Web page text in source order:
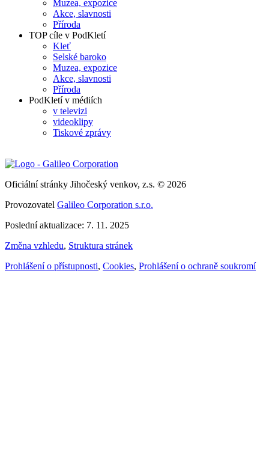
Muzea, expozice
Akce, slavnosti
Příroda
TOP cíle v PodKletí
Kleť
Selské baroko
Muzea, expozice
Akce, slavnosti
Příroda
PodKletí v médiích
v televizi
videoklipy
Tiskové zprávy
Oficiální stránky Jihočeský venkov, z.s. © 2026
Provozovatel Galileo Corporation s.r.o.
Poslední aktualizace: 7. 11. 2025
Změna vzhledu, Struktura stránek
Prohlášení o přístupnosti, Cookies, Prohlášení o ochraně soukromí